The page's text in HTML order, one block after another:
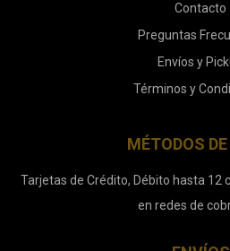
Contacto
Preguntas
Envíos y
Términos y
MÉTODOS
Tarjetas de Crédito, Débito hasta 12
en redes de